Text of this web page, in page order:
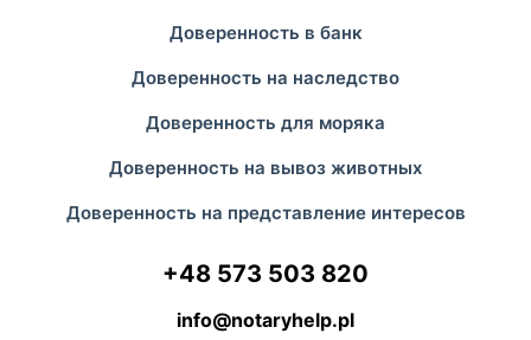
Доверенность в банк
Доверенность на наследство
Доверенность для моряка
Доверенность на вывоз животных
Доверенность на представление интересов
+48 573 503 820
info@notaryhelp.pl